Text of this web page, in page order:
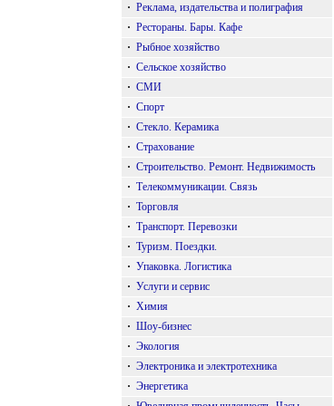
· Реклама, издательства и полиграфия
· Рестораны. Бары. Кафе
· Рыбное хозяйство
· Сельское хозяйство
· СМИ
· Спорт
· Стекло. Керамика
· Страхование
· Строительство. Ремонт. Недвижимость
· Телекоммуникации. Связь
· Торговля
· Транспорт. Перевозки
· Туризм. Поездки.
· Упаковка. Логистика
· Услуги и сервис
· Химия
· Шоу-бизнес
· Экология
· Электроника и электротехника
· Энергетика